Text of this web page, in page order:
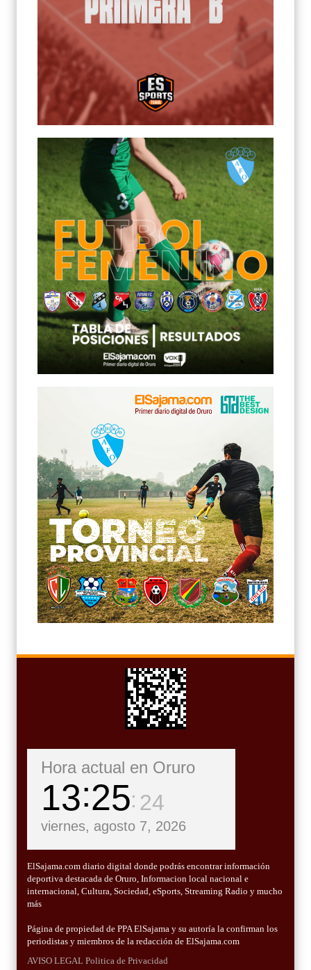
Hora actual en Oruro
13 25 26
viernes, agosto 7, 2026
ElSajama.com diario digital donde podrás encontrar información
deportiva destacada de Oruro, Informacion local nacional e
internacional, Cultura, Sociedad, eSports, Streaming Radio y mucho
más
Página de propiedad de PPA ElSajama y su autoría la confirman los
periodistas y miembros de la redacción de ElSajama.com
AVISO LEGAL Politica de Privacidad